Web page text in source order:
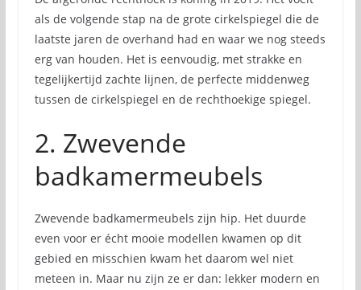
als de volgende stap na de grote cirkelspiegel die de
laatste jaren de overhand had en waar we nog steeds
erg van houden. Het is eenvoudig, met strakke en
tegelijkertijd zachte lijnen, de perfecte middenweg
tussen de cirkelspiegel en de rechthoekige spiegel.
2. Zwevende
badkamermeubels
Zwevende badkamermeubels zijn hip. Het duurde
even voor er écht mooie modellen kwamen op dit
gebied en misschien kwam het daarom wel niet
meteen in. Maar nu zijn ze er dan: lekker modern en